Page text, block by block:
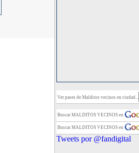
Ver pases de Malditos vecinos en ciudad...
Buscar MALDITOS VECINOS en
Buscar MALDITOS VECINOS en
Tweets por @fandigital